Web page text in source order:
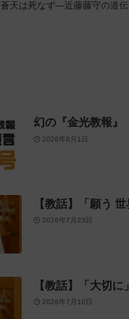
蒼天は死なず―近藤藤守の道
幻の『金光教報』
2026年8月1日
【教話】「願う 世
2026年7月23日
【教話】「大切に」
2026年7月10日